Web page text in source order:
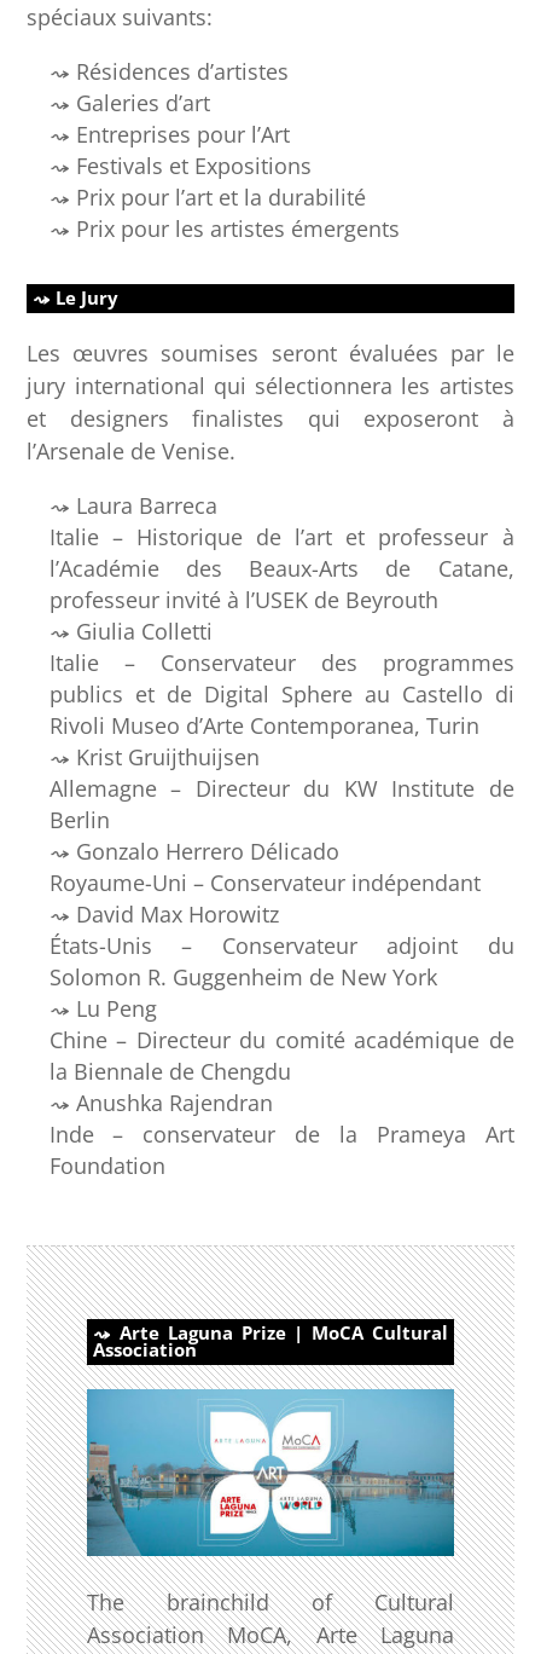
spéciaux suivants:
Résidences d’artistes
Galeries d’art
Entreprises pour l’Art
Festivals et Expositions
Prix pour l’art et la durabilité
Prix pour les artistes émergents
Le Jury
Les œuvres soumises seront évaluées par le
jury international qui sélectionnera les artistes
et designers finalistes qui exposeront à
l’Arsenale de Venise.
Laura Barreca
Italie – Historique de l’art et professeur à
l’Académie des Beaux-Arts de Catane,
professeur invité à l’USEK de Beyrouth
Giulia Colletti
Italie – Conservateur des programmes
publics et de Digital Sphere au Castello di
Rivoli Museo d’Arte Contemporanea, Turin
Krist Gruijthuijsen
Allemagne – Directeur du KW Institute de
Berlin
Gonzalo Herrero Délicado
Royaume-Uni – Conservateur indépendant
David Max Horowitz
États-Unis – Conservateur adjoint du
Solomon R. Guggenheim de New York
Lu Peng
Chine – Directeur du comité académique de
la Biennale de Chengdu
Anushka Rajendran
Inde – conservateur de la Prameya Art
Foundation
Arte Laguna Prize | MoCA Cultural
Association
The brainchild of Cultural
Association MoCA, Arte Laguna